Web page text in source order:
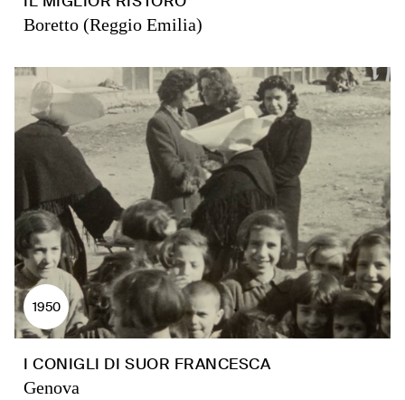
Boretto (Reggio Emilia)
1950
I CONIGLI DI SUOR FRANCESCA
Genova